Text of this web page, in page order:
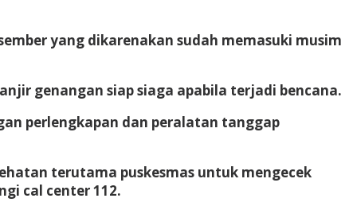
yang dikarenakan sudah memasuki musim
genangan siap siaga apabila terjadi bencana.
perlengkapan dan peralatan tanggap
terutama puskesmas untuk mengecek
cal center 112.